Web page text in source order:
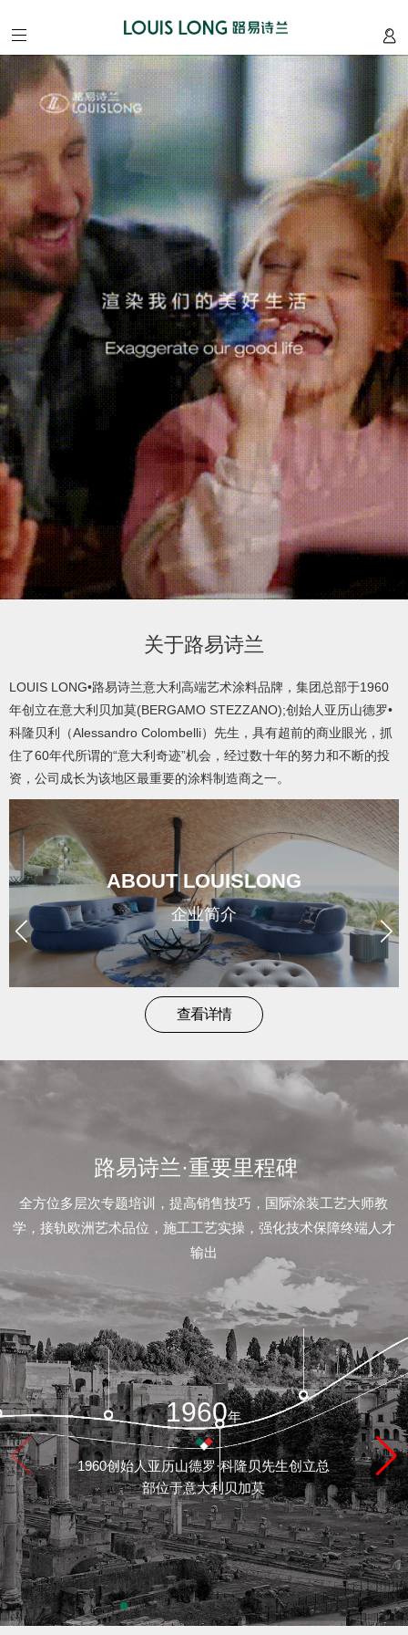
home
/
首
页
about
/
我
们
product
/
产
品
频
brand
形
contact
联
系
feedback/
质
保
关于路易诗兰
LOUIS LONG•路易诗兰意大利高端艺术涂料品牌，集团总部于1960
年创立在意大利贝加莫(BERGAMO STEZZANO);创始人亚历山德罗•
科隆贝利（Alessandro Colombelli）先生，具有超前的商业眼光，抓
住了60年代所谓的“意大利奇迹”机会，经过数十年的努力和不断的投
资，公司成长为该地区最重要的涂料制造商之一。
ABOUT LOUISLONG
企业简介
查看详情
路易诗兰·重要里程碑
全方位多层次专题培训，提高销售技巧，国际涂装工艺大师教
学，接轨欧洲艺术品位，施工工艺实操，强化技术保障终端人才
输出
1960年
1960创始人亚历山德罗·科隆贝先生创立总
部位于意大利贝加莫